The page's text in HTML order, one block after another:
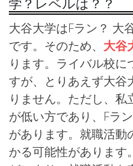
大谷大学はFラン？ 大
です。そのため、 大谷
ります。ライバル校に
すが、とりあえず大谷
りません。ただし、
が低い方であり、Fラ
があります。就職活動
かる可能性があります